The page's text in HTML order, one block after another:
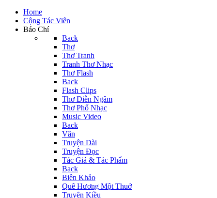
Home
Cộng Tác Viên
Báo Chí
Back
Thơ
Thơ Tranh
Tranh Thơ Nhạc
Thơ Flash
Back
Flash Clips
Thơ Diễn Ngâm
Thơ Phổ Nhạc
Music Video
Back
Văn
Truyện Dài
Truyện Đọc
Tác Giả & Tác Phẩm
Back
Biên Khảo
Quê Hương Một Thuở
Truyện Kiều